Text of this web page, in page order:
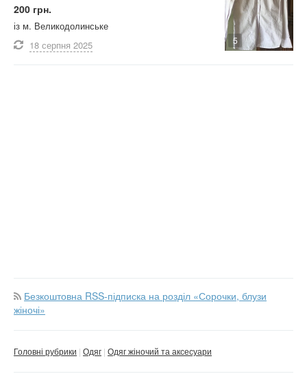
5
200 грн.
із м. Великодолинське
18 серпня 2025
Безкоштовна RSS-підписка на розділ «Сорочки, блузи
жіночі»
Головні рубрики Одяг Одяг жіночий та аксесуари